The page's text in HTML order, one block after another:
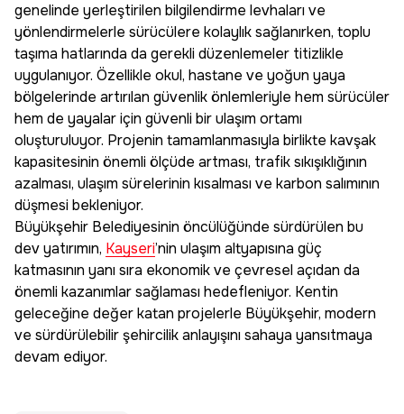
genelinde yerleştirilen bilgilendirme levhaları ve
yönlendirmelerle sürücülere kolaylık sağlanırken, toplu
taşıma hatlarında da gerekli düzenlemeler titizlikle
uygulanıyor. Özellikle okul, hastane ve yoğun yaya
bölgelerinde artırılan güvenlik önlemleriyle hem sürücüler
hem de yayalar için güvenli bir ulaşım ortamı
oluşturuluyor. Projenin tamamlanmasıyla birlikte kavşak
kapasitesinin önemli ölçüde artması, trafik sıkışıklığının
azalması, ulaşım sürelerinin kısalması ve karbon salımının
düşmesi bekleniyor.
Büyükşehir Belediyesinin öncülüğünde sürdürülen bu
dev yatırımın, Kayseri’nin ulaşım altyapısına güç
katmasının yanı sıra ekonomik ve çevresel açıdan da
önemli kazanımlar sağlaması hedefleniyor. Kentin
geleceğine değer katan projelerle Büyükşehir, modern
ve sürdürülebilir şehircilik anlayışını sahaya yansıtmaya
devam ediyor.